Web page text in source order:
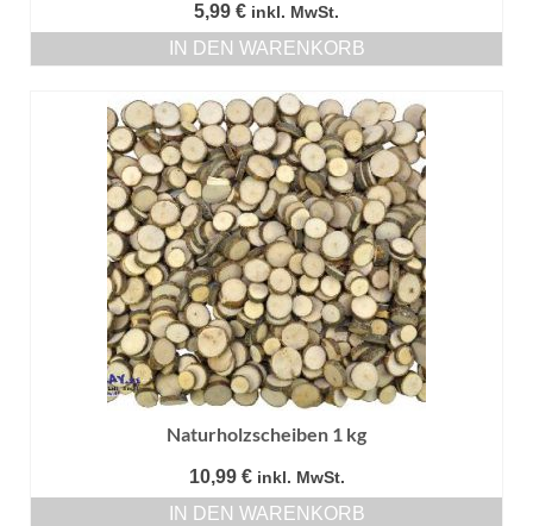
5,99 € inkl. MwSt.
IN DEN WARENKORB
Naturholzscheiben 1 kg
10,99 € inkl. MwSt.
IN DEN WARENKORB